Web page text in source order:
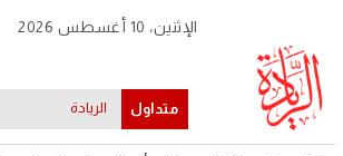
الإثنين، 10 أغسطس 2026
متداول الريادة